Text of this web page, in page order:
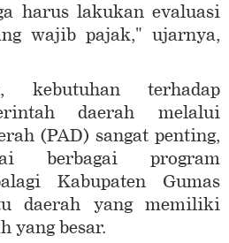
harus lakukan evaluasi
wajib pajak," ujarnya,
kebutuhan terhadap
daerah melalui
(PAD) sangat penting,
berbagai program
Kabupaten Gumas
daerah yang memiliki
yang besar.